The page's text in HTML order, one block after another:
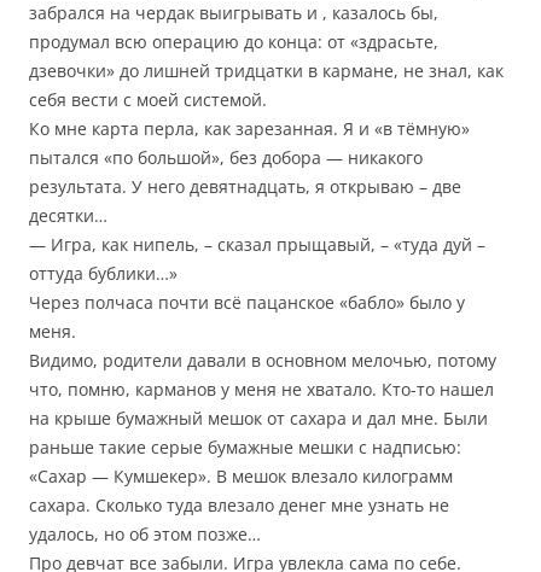
забрался на чердак выигрывать и , казалось бы,
продумал всю операцию до конца: от «здрасьте,
дзевочки» до лишней тридцатки в кармане, не знал, как
себя вести с моей системой.
Ко мне карта перла, как зарезанная. Я и «в тёмную»
пытался «по большой», без добора — никакого
результата. У него девятнадцать, я открываю – две
десятки…
— Игра, как нипель, – сказал прыщавый, – «туда дуй –
оттуда бублики…»
Через полчаса почти всё пацанское «бабло» было у
меня.
Видимо, родители давали в основном мелочью, потому
что, помню, карманов у меня не хватало. Кто-то нашел
на крыше бумажный мешок от сахара и дал мне. Были
раньше такие серые бумажные мешки с надписью:
«Сахар — Кумшекер». В мешок влезало килограмм
сахара. Сколько туда влезало денег мне узнать не
удалось, но об этом позже…
Про девчат все забыли. Игра увлекла сама по себе.